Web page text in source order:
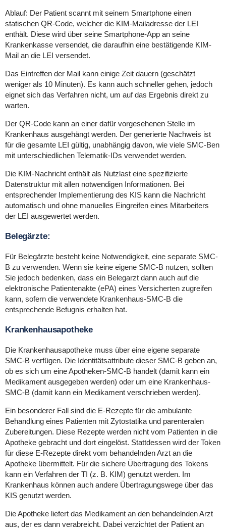
Ablauf: Der Patient scannt mit seinem Smartphone einen
statischen QR-Code, welcher die KIM-Mailadresse der LEI
enthält. Diese wird über seine Smartphone-App an seine
Krankenkasse versendet, die daraufhin eine bestätigende KIM-
Mail an die LEI versendet.
Das Eintreffen der Mail kann einige Zeit dauern (geschätzt
weniger als 10 Minuten). Es kann auch schneller gehen, jedoch
eignet sich das Verfahren nicht, um auf das Ergebnis direkt zu
warten.
Der QR-Code kann an einer dafür vorgesehenen Stelle im
Krankenhaus ausgehängt werden. Der generierte Nachweis ist
für die gesamte LEI gültig, unabhängig davon, wie viele SMC-Ben
mit unterschiedlichen Telematik-IDs verwendet werden.
Die KIM-Nachricht enthält als Nutzlast eine spezifizierte
Datenstruktur mit allen notwendigen Informationen. Bei
entsprechender Implementierung des KIS kann die Nachricht
automatisch und ohne manuelles Eingreifen eines Mitarbeiters
der LEI ausgewertet werden.
Belegärzte:
Für Belegärzte besteht keine Notwendigkeit, eine separate SMC-
B zu verwenden. Wenn sie keine eigene SMC-B nutzen, sollten
Sie jedoch bedenken, dass ein Belegarzt dann auch auf die
elektronische Patientenakte (ePA) eines Versicherten zugreifen
kann, sofern die verwendete Krankenhaus-SMC-B die
entsprechende Befugnis erhalten hat.
Krankenhausapotheke
Die Krankenhausapotheke muss über eine eigene separate
SMC-B verfügen. Die Identitätsattribute dieser SMC-B geben an,
ob es sich um eine Apotheken-SMC-B handelt (damit kann ein
Medikament ausgegeben werden) oder um eine Krankenhaus-
SMC-B (damit kann ein Medikament verschrieben werden).
Ein besonderer Fall sind die E-Rezepte für die ambulante
Behandlung eines Patienten mit Zytostatika und parenteralen
Zubereitungen. Diese Rezepte werden nicht vom Patienten in die
Apotheke gebracht und dort eingelöst. Stattdessen wird der Token
für diese E-Rezepte direkt vom behandelnden Arzt an die
Apotheke übermittelt. Für die sichere Übertragung des Tokens
kann ein Verfahren der TI (z. B. KIM) genutzt werden. Im
Krankenhaus können auch andere Übertragungswege über das
KIS genutzt werden.
Die Apotheke liefert das Medikament an den behandelnden Arzt
aus, der es dann verabreicht. Dabei verzichtet der Patient an